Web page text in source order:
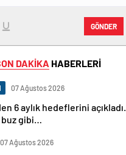
GÖNDER
DAKİKA HABERLERİ
07 Ağustos 2026
6 aylık hedeflerini açıkladı.
gibi…
07 Ağustos 2026